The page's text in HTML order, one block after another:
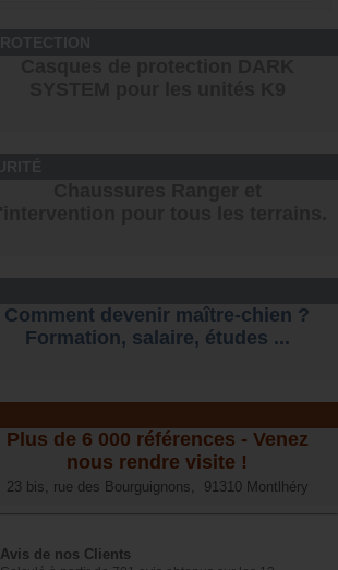
Comment devenir maître-chien ?
Formation, salaire, études ...
Plus de 6 000 références - Venez
nous rendre visite !
23 bis, rue des Bourguignons, 91310 Montlhéry
Avis de nos Clients